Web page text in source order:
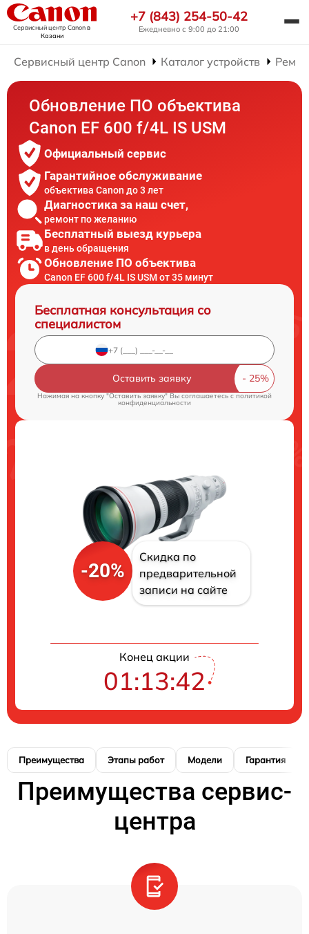
Сервисный центр Canonв
Казани
+7 (843) 254-50-42
Ежедневно с 9:00 до 21:00
Сервисный центр Canon Каталог устройств
Обновление ПО объектива
Canon EF 600 f/4L IS USM
Официальный сервис
Гарантийное обслуживание
объектива Canon до 3 лет
Диагностика за наш счет,
ремонт по желанию
Бесплатный выезд курьера
в день обращения
Обновление ПО объектива
Canon EF 600 f/4L IS USM от 35 минут
Бесплатная консультация со
специалистом
Оставить заявку
Нажимая на кнопку "Оставить заявку" Вы соглашаетесь cполитикой
конфиденциальности
-20%
Скидка по
предварительной
записи на сайте
Конец акции
01:13:41
Преимущества Этапы работ Модели Гарантия
Преимущества сервис-
центра